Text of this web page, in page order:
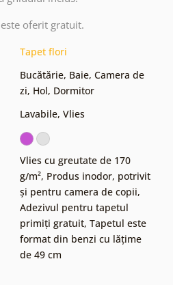
oferit gratuit.
Tapet flori
Bucătărie, Baie, Camera de
zi, Hol, Dormitor
Lavabile, Vlies
Vlies cu greutate de 170
g/m², Produs inodor, potrivit
și pentru camera de copii,
Adezivul pentru tapetul
primiți gratuit, Tapetul este
format din benzi cu lățime
de 49 cm